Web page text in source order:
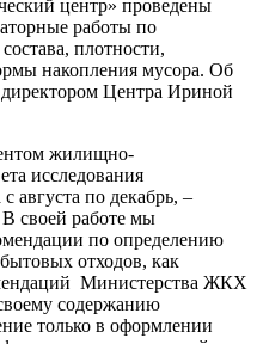
центр» проведены
работы по
плотности,
накопления мусора. Об
Центра Ириной
жилищно-
исследования
августа по декабрь, –
своей работе мы
по определению
отходов, как
Министерства ЖКХ
содержанию
только в оформлении